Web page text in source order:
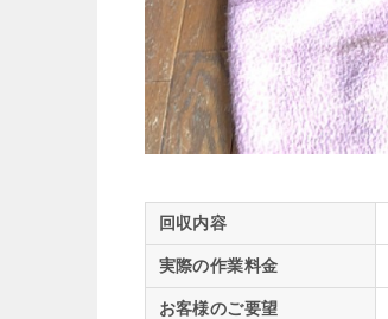
回収内容
実際の作業料金
お客様のご要望